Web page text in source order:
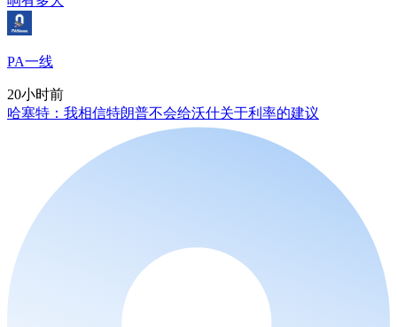
PA一线
20小时前
哈塞特：我相信特朗普不会给沃什关于利率的建议